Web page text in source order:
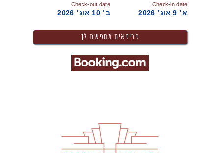
Check-in date
א׳ 9 אוג׳ 2026
Check-out date
ב׳ 10 אוג׳ 2026